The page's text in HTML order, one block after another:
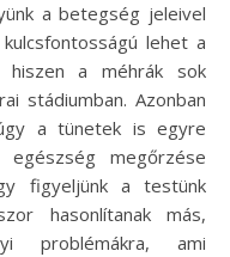
a betegség jeleivel
lehet a
hiszen a méhrák sok
stádiumban. Azonban
a tünetek is egyre
megőrzése
figyeljünk a testünk
hasonlítanak más,
problémákra, ami